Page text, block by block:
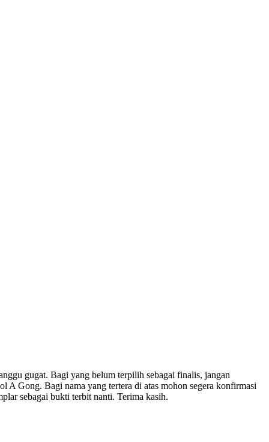
gugat. Bagi yang belum terpilih sebagai finalis, jangan
A Gong. Bagi nama yang tertera di atas mohon segera konfirmasi
sebagai bukti terbit nanti. Terima kasih.